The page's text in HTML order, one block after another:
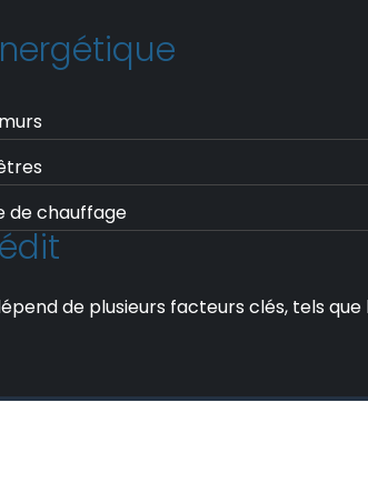
de chauffage
de plusieurs facteurs clés, tels